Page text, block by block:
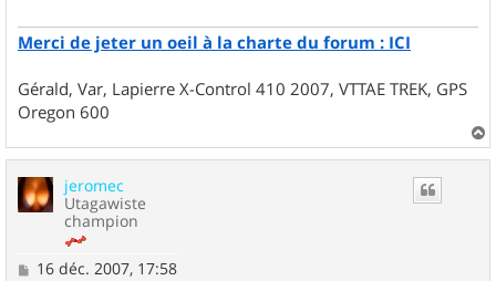
Merci de jeter un oeil à la charte du forum : ICI
Gérald, Var, Lapierre X-Control 410 2007, VTTAE TREK, GPS
Oregon 600
a
jeromec
Utagawiste
champion
M16 déc. 2007, 17:58